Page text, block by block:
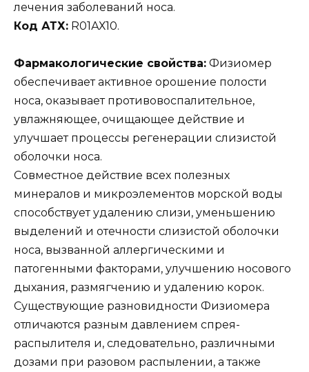
лечения заболеваний носа.
Код АТХ: R01АХ10.
Фармакологические свойства: Физиомер
обеспечивает активное орошение полости
носа, оказывает противовоспалительное,
увлажняющее, очищающее действие и
улучшает процессы регенерации слизистой
оболочки носа.
Совместное действие всех полезных
минералов и микроэлементов морской воды
способствует удалению слизи, уменьшению
выделений и отечности слизистой оболочки
носа, вызванной аллергическими и
патогенными факторами, улучшению носового
дыхания, размягчению и удалению корок.
Существующие разновидности Физиомера
отличаются разным давлением спрея-
распылителя и, следовательно, различными
дозами при разовом распылении, а также